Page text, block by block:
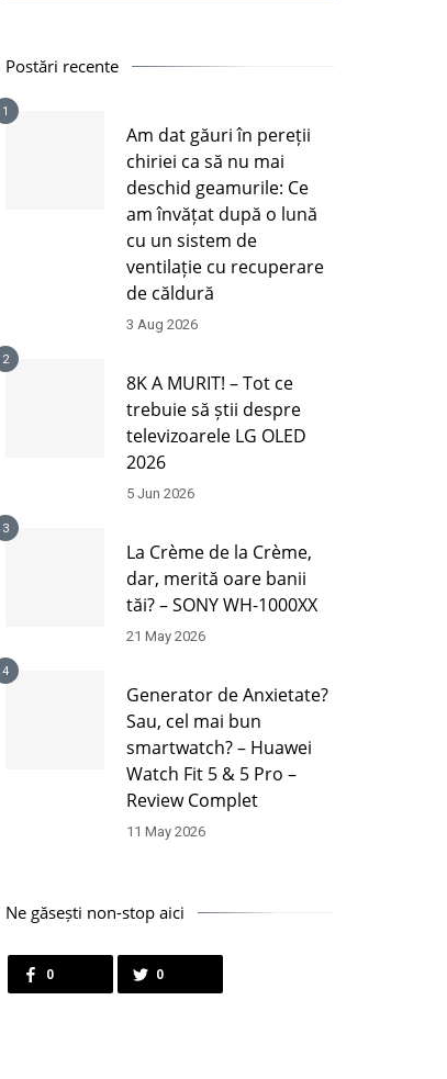
Postări recente
1
Am dat găuri în pereții
chiriei ca să nu mai
deschid geamurile: Ce
am învățat după o lună
cu un sistem de
ventilație cu recuperare
de căldură
3 Aug 2026
2
8K A MURIT! – Tot ce
trebuie să știi despre
televizoarele LG OLED
2026
5 Jun 2026
3
La Crème de la Crème,
dar, merită oare banii
tăi? – SONY WH-1000XX
21 May 2026
4
Generator de Anxietate?
Sau, cel mai bun
smartwatch? – Huawei
Watch Fit 5 & 5 Pro –
Review Complet
11 May 2026
Ne găsești non-stop aici
0 0